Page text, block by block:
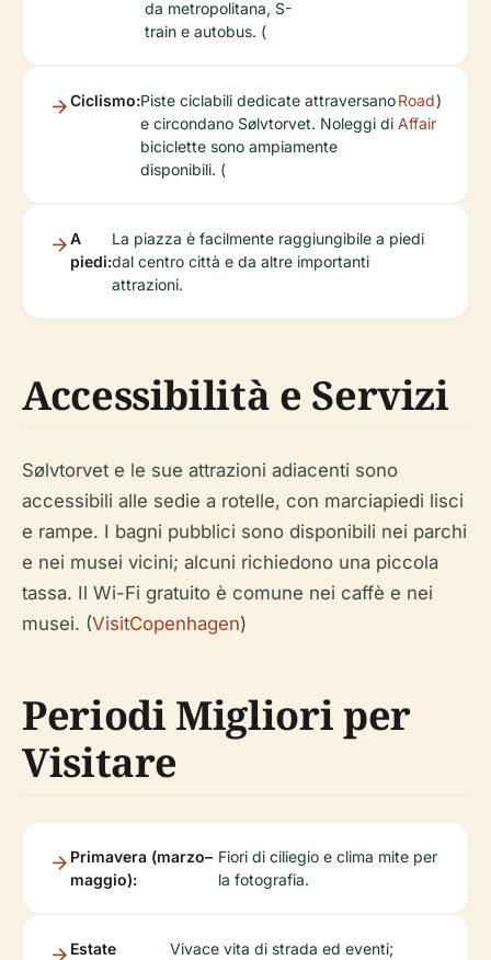
da metropolitana, S-
train e autobus. (
Ciclismo:Piste ciclabili dedicate attraversano
e circondano Sølvtorvet. Noleggi di
biciclette sono ampiamente
disponibili. (
Road
Affair
)
A
piedi:
La piazza è facilmente raggiungibile a piedi
dal centro città e da altre importanti
attrazioni.
Accessibilità e Servizi
Sølvtorvet e le sue attrazioni adiacenti sono
accessibili alle sedie a rotelle, con marciapiedi lisci
e rampe. I bagni pubblici sono disponibili nei parchi
e nei musei vicini; alcuni richiedono una piccola
tassa. Il Wi-Fi gratuito è comune nei caffè e nei
musei. (VisitCopenhagen)
Periodi Migliori per
Visitare
Primavera (marzo–
maggio):
Fiori di ciliegio e clima mite per
la fotografia.
Estate
Vivace vita di strada ed eventi;